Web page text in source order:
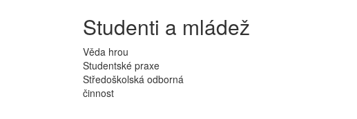
Studenti a mládež
Věda hrou
Studentské praxe
Středoškolská odborná
činnost